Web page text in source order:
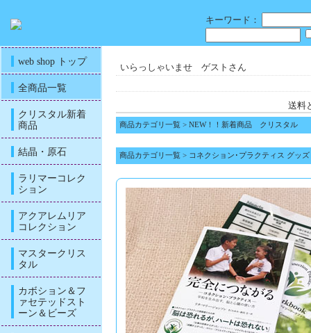
キーワード：
web shop トップ
全商品一覧
クリスタル新着
商品
結晶・原石
ラリマーコレク
ション
アクアレムリア
コレクション
マスタークリス
タル
カボション＆フ
ァセテッドスト
ーン＆ビーズ
いらっしゃいませ ゲストさん
送料
商品カテゴリ一覧 > NEW！！新着商品 クリスタル
商品カテゴリ一覧 > コネクション･プラクティス グッズ